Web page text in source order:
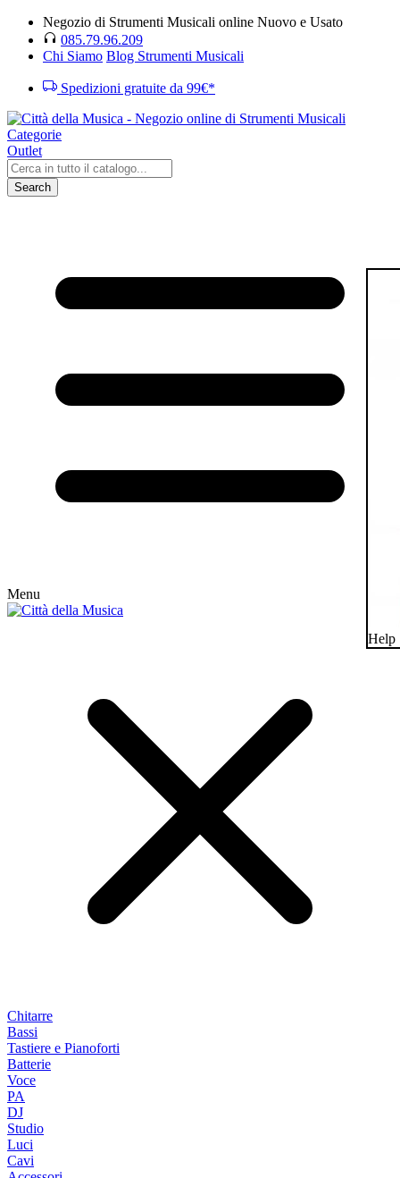
Negozio di Strumenti Musicali online Nuovo e Usato
085.79.96.209
Chi Siamo Blog Strumenti Musicali
Spedizioni gratuite da 99€*
Categorie
Outlet
Search
Menu
Chitarre
Bassi
Tastiere e Pianoforti
Batterie
Voce
PA
DJ
Studio
Luci
Cavi
Help